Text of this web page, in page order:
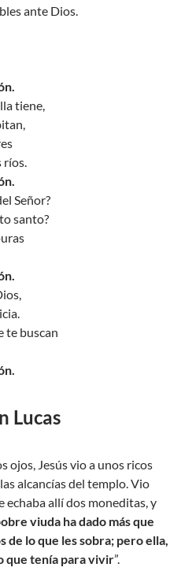
ante Dios.
tiene,
Señor?
santo?
te buscan
Lucas
ojos, Jesús vio a unos ricos
alcancías del templo. Vio
echaba allí dos moneditas, y
viuda ha dado más que
de lo que les sobra; pero ella,
que tenía para vivir”.